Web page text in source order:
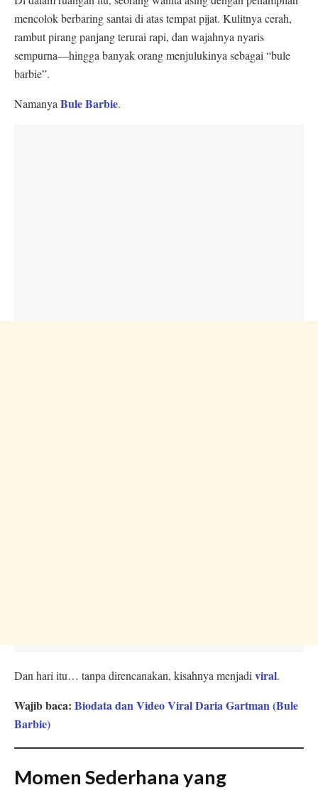
mencolok berbaring santai di atas tempat pijat. Kulitnya cerah,
rambut pirang panjang terurai rapi, dan wajahnya nyaris
sempurna—hingga banyak orang menjulukinya sebagai “bule
barbie”.
Namanya Bule Barbie.
Dan hari itu… tanpa direncanakan, kisahnya menjadi viral.
Wajib baca: Biodata dan Video Viral Daria Gartman (Bule
Barbie)
Momen Sederhana yang